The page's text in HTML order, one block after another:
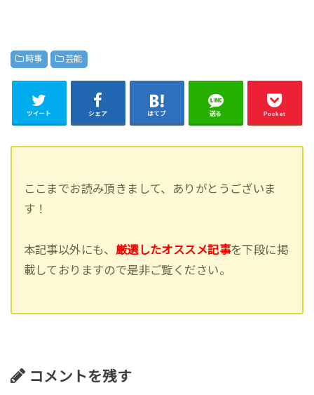
時事 芸能
ツイート シェア はてブ 送る Pocket
ここまでお読み頂きまして、ありがとうございま
す！
本記事以外にも、 厳選したオススメ記事を下段に掲
載しておりますので是非ご覧ください。
コメントを残す